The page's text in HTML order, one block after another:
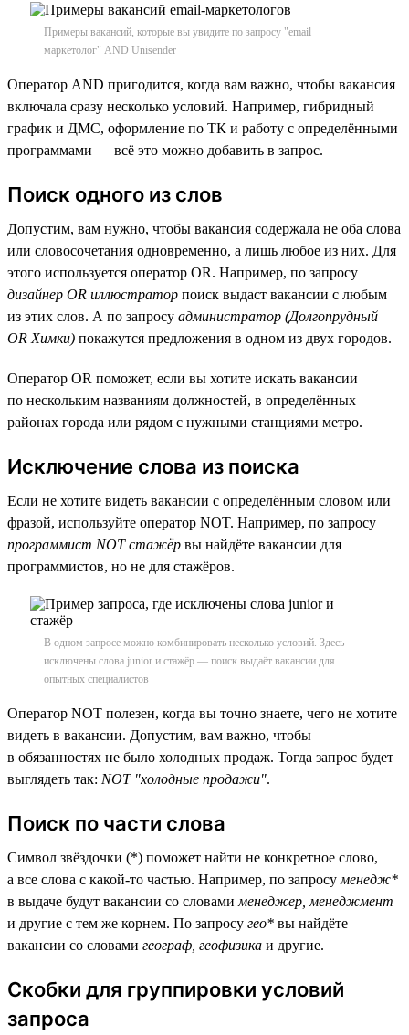
Примеры вакансий, которые вы увидите по запросу "email
маркетолог" AND Unisender
Оператор AND пригодится, когда вам важно, чтобы вакансия
включала сразу несколько условий. Например, гибридный
график и ДМС, оформление по ТК и работу с определёнными
программами — всё это можно добавить в запрос.
Поиск одного из слов
Допустим, вам нужно, чтобы вакансия содержала не оба слова
или словосочетания одновременно, а лишь любое из них. Для
этого используется оператор OR. Например, по запросу
дизайнер OR иллюстратор поиск выдаст вакансии с любым
из этих слов. А по запросу администратор (Долгопрудный
OR Химки) покажутся предложения в одном из двух городов.
Оператор OR поможет, если вы хотите искать вакансии
по нескольким названиям должностей, в определённых
районах города или рядом с нужными станциями метро.
Исключение слова из поиска
Если не хотите видеть вакансии с определённым словом или
фразой, используйте оператор NOT. Например, по запросу
программист NOT стажёр вы найдёте вакансии для
программистов, но не для стажёров.
В одном запросе можно комбинировать несколько условий. Здесь
исключены слова junior и стажёр — поиск выдаёт вакансии для
опытных специалистов
Оператор NOT полезен, когда вы точно знаете, чего не хотите
видеть в вакансии. Допустим, вам важно, чтобы
в обязанностях не было холодных продаж. Тогда запрос будет
выглядеть так: NOT "холодные продажи".
Поиск по части слова
Символ звёздочки (*) поможет найти не конкретное слово,
а все слова с какой-то частью. Например, по запросу менедж*
в выдаче будут вакансии со словами менеджер, менеджмент
и другие с тем же корнем. По запросу гео* вы найдёте
вакансии со словами географ, геофизика и другие.
Скобки для группировки условий
запроса